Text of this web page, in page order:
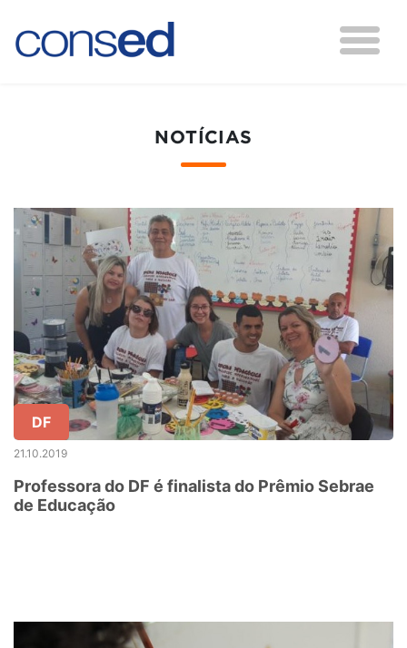
NOTÍCIAS
DF
21.10.2019
Professora do DF é finalista do Prêmio Sebrae
de Educação